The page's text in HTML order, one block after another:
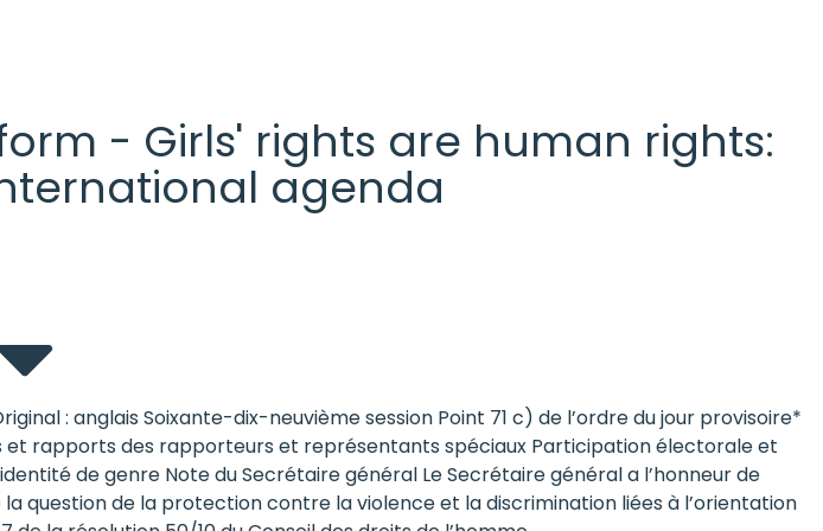
- Girls' rights are human rights:
agenda
: anglais Soixante-dix-neuvième session Point 71 c) de l’ordre du jour provisoire*
rapports des rapporteurs et représentants spéciaux Participation électorale et
de genre Note du Secrétaire général Le Secrétaire général a l’honneur de
question de la protection contre la violence et la discrimination liées à l’orientation